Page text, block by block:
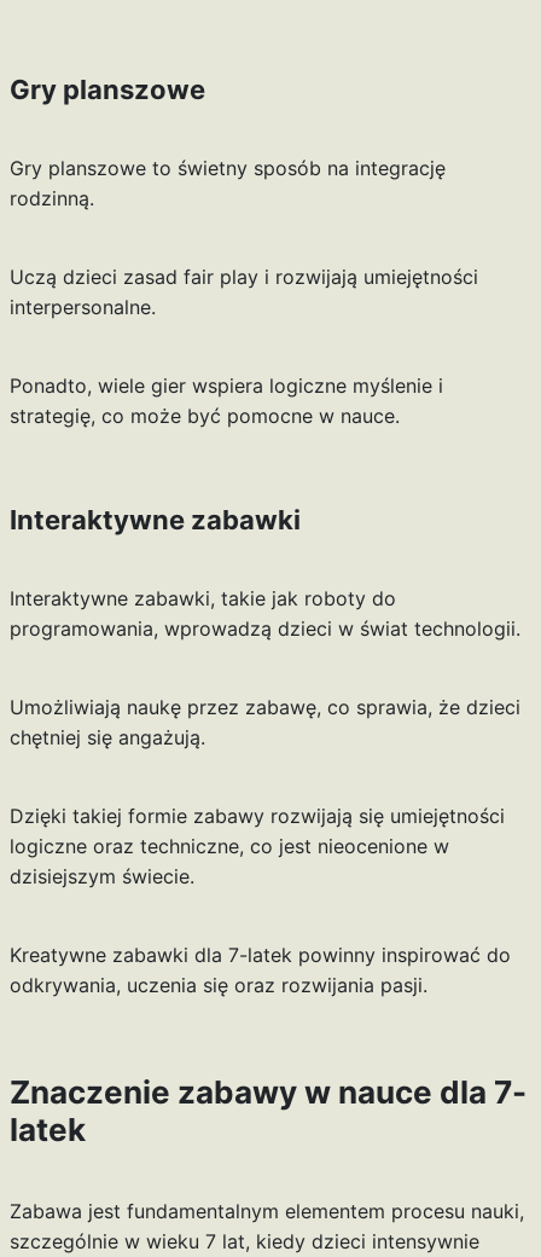
Gry planszowe
Gry planszowe to świetny sposób na integrację
rodzinną.
Uczą dzieci zasad fair play i rozwijają umiejętności
interpersonalne.
Ponadto, wiele gier wspiera logiczne myślenie i
strategię, co może być pomocne w nauce.
Interaktywne zabawki
Interaktywne zabawki, takie jak roboty do
programowania, wprowadzą dzieci w świat technologii.
Umożliwiają naukę przez zabawę, co sprawia, że dzieci
chętniej się angażują.
Dzięki takiej formie zabawy rozwijają się umiejętności
logiczne oraz techniczne, co jest nieocenione w
dzisiejszym świecie.
Kreatywne zabawki dla 7-latek powinny inspirować do
odkrywania, uczenia się oraz rozwijania pasji.
Znaczenie zabawy w nauce dla 7-
latek
Zabawa jest fundamentalnym elementem procesu nauki,
szczególnie w wieku 7 lat, kiedy dzieci intensywnie